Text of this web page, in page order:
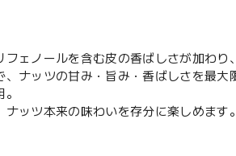
ェノールを含む皮の香ばしさが加わ
ナッツの甘み・旨み・香ばしさを最大
ナッツ本来の味わいを存分に楽しめます